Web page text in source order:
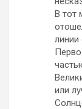
В тот
линии
или